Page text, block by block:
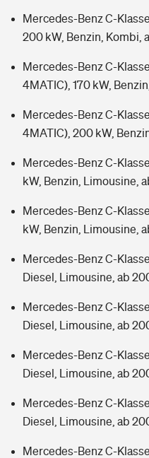
Mercedes-Benz C-
200 kW, Benzin, Kombi,
Mercedes-Benz C-
4MATIC), 170 kW,
Mercedes-Benz C-
4MATIC), 200 kW,
Mercedes-Benz C-
kW, Benzin, Limousine,
Mercedes-Benz C-
kW, Benzin, Limousine,
Mercedes-Benz C-
Diesel, Limousine, ab
Mercedes-Benz C-
Diesel, Limousine, ab
Mercedes-Benz C-
Diesel, Limousine, ab
Mercedes-Benz C-
Diesel, Limousine, ab
Mercedes-Benz C-